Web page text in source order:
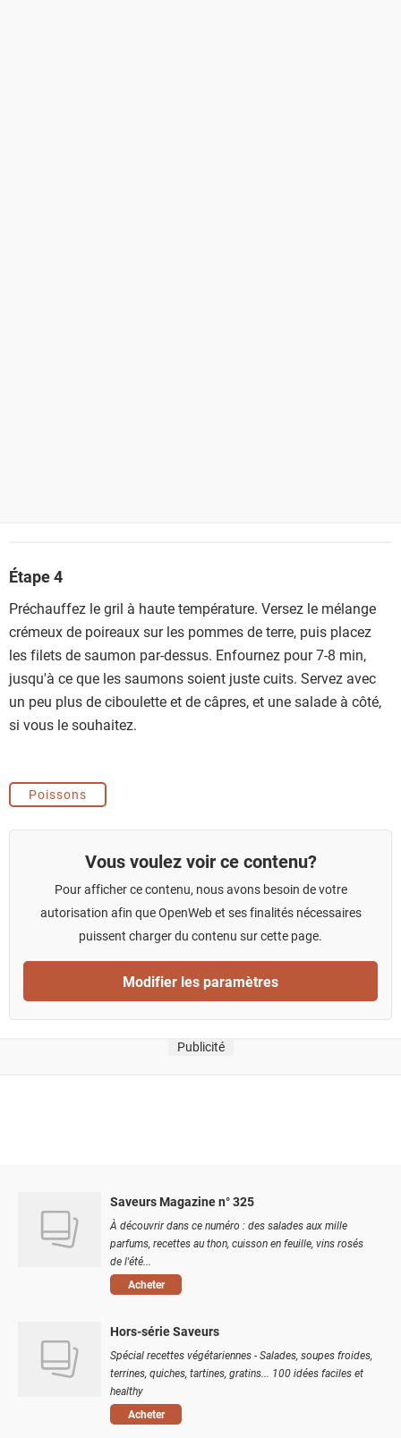
Étape 4
Préchauffez le gril à haute température. Versez le mélange
crémeux de poireaux sur les pommes de terre, puis placez
les filets de saumon par-dessus. Enfournez pour 7-8 min,
jusqu'à ce que les saumons soient juste cuits. Servez avec
un peu plus de ciboulette et de câpres, et une salade à côté,
si vous le souhaitez.
Poissons
Vous voulez voir ce contenu?
Pour afficher ce contenu, nous avons besoin de votre
autorisation afin que OpenWeb et ses finalités nécessaires
puissent charger du contenu sur cette page.
Modifier les paramètres
Publicité
Saveurs Magazine n° 325
À découvrir dans ce numéro : des salades aux mille
parfums, recettes au thon, cuisson en feuille, vins rosés
de l'été...
Acheter
Hors-série Saveurs
Spécial recettes végétariennes - Salades, soupes froides,
terrines, quiches, tartines, gratins... 100 idées faciles et
healthy
Acheter